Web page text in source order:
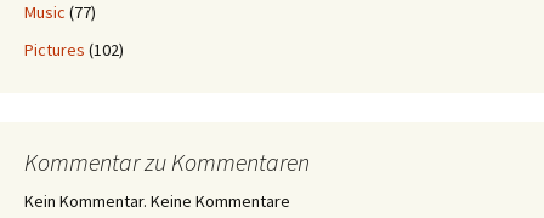
Music (77)
Pictures (102)
Kommentar zu Kommentaren
Kein Kommentar. Keine Kommentare